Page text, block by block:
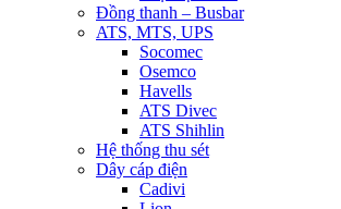
Đồng thanh – Busbar
ATS, MTS, UPS
Socomec
Osemco
Havells
ATS Divec
ATS Shihlin
Hệ thống thu sét
Dây cáp điện
Cadivi